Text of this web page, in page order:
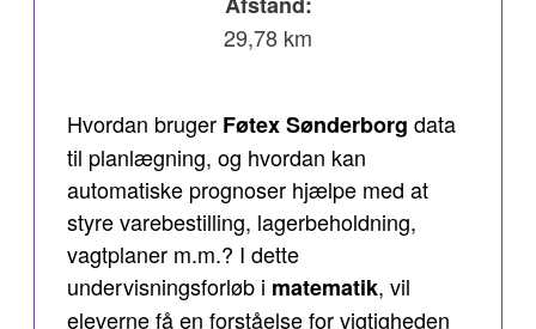
29,78 km
Hvordan bruger Føtex Sønderborg data
til planlægning, og hvordan kan
automatiske prognoser hjælpe med at
styre varebestilling, lagerbeholdning,
vagtplaner m.m.? I dette
undervisningsforløb i matematik, vil
eleverne få en forståelse for vigtigheden